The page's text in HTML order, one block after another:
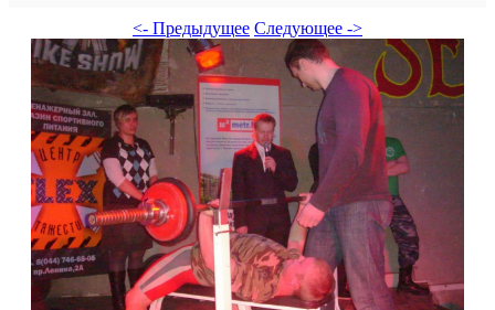
<- Предыдущее Следующее ->